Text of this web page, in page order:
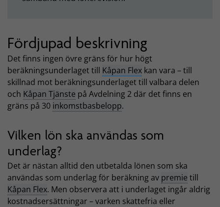
Fördjupad beskrivning
Det finns ingen övre gräns för hur högt
beräkningsunderlaget till Kåpan Flex kan vara – till
skillnad mot beräkningsunderlaget till valbara delen
och Kåpan Tjänste på Avdelning 2 där det finns en
gräns på 30 inkomstbasbelopp.
Vilken lön ska användas som
underlag?
Det är nästan alltid den utbetalda lönen som ska
användas som underlag för beräkning av premie till
Kåpan Flex. Men observera att i underlaget ingår aldrig
kostnadsersättningar – varken skattefria eller